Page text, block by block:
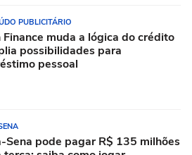
PUBLICITÁRIO
Finance muda a lógica do crédito
possibilidades para
pessoal
Sena pode pagar R$ 135 milhões